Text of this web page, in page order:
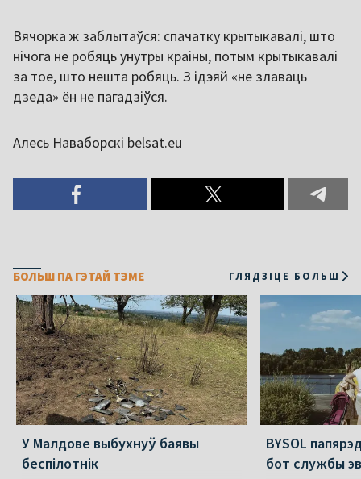
Вячорка ж заблытаўся: спачатку крытыкавалі, што
нічога не робяць унутры краіны, потым крытыкавалі
за тое, што нешта робяць. З ідэяй «не злаваць
дзеда» ён не пагадзіўся.
Алесь Наваборскі belsat.eu
БОЛЬШ ПА ГЭТАЙ ТЭМЕ ГЛЯДЗІЦЕ БОЛЬШ
У Малдове выбухнуў баявы
беспілотнік
BYSOL
бот службы